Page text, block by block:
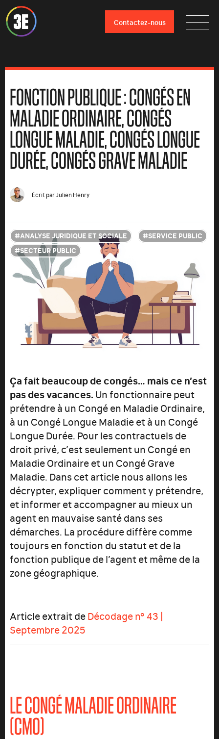
Contactez-nous
FONCTION PUBLIQUE : CONGÉS EN
MALADIE ORDINAIRE, CONGÉS
LONGUE MALADIE, CONGÉS LONGUE
DURÉE, CONGÉS GRAVE MALADIE
Écrit parJulien Henry
ANALYSE JURIDIQUE ET SOCIALE
SERVICE PUBLIC
SECTEUR PUBLIC
Ça fait beaucoup de congés… mais ce n’est
pas des vacances. Un fonctionnaire peut
prétendre à un Congé en Maladie Ordinaire,
à un Congé Longue Maladie et à un Congé
Longue Durée. Pour les contractuels de
droit privé, c’est seulement un Congé en
Maladie Ordinaire et un Congé Grave
Maladie. Dans cet article nous allons les
décrypter, expliquer comment y prétendre,
et informer et accompagner au mieux un
agent en mauvaise santé dans ses
démarches. La procédure diffère comme
toujours en fonction du statut et de la
fonction publique de l’agent et même de la
zone géographique.
Article extrait deDécodage n° 43 |
Septembre 2025
LE CONGÉ MALADIE ORDINAIRE
(CMO)